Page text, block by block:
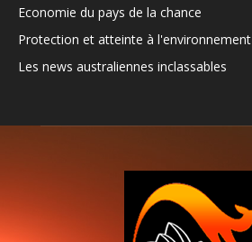
Economie du pays de la chance
Protection et atteinte à l'environnement
Les news australiennes inclassables